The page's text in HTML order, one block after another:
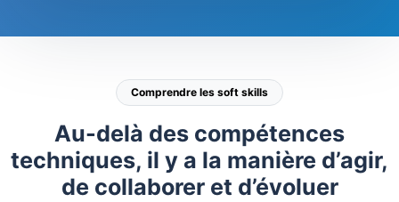
Comprendre les soft skills
Au-delà des compétences
techniques, il y a la manière d’agir,
de collaborer et d’évoluer